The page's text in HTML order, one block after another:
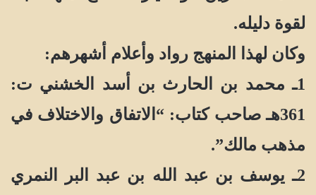
لقوة دليله.
وكان لهذا المنهج رواد وأعلام أشهرهم:
1ـ محمد بن الحارث بن أسد الخشني ت:
361هـ صاحب كتاب: “الاتفاق والاختلاف في
مذهب مالك”.
2ـ يوسف بن عبد الله بن عبد البر النمري